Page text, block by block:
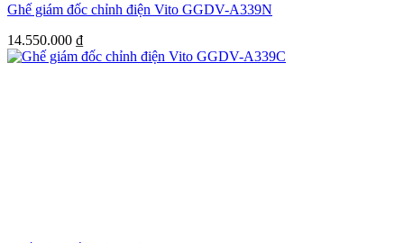
Ghế giám đốc chỉnh điện Vito GGDV-A339N
14.550.000 ₫